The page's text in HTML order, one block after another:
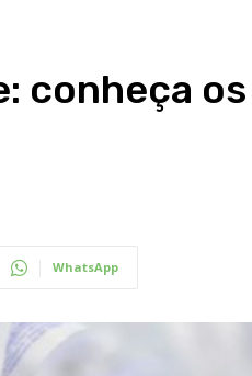
conheça
WhatsApp